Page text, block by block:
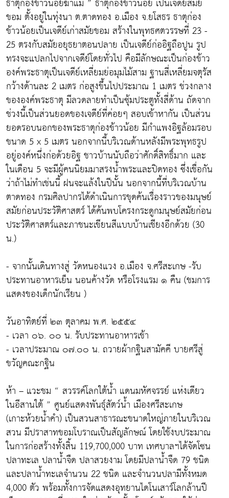
ขอม ตั้งอยู่ในทุ่งนา ต.ตาดทอง อ.เมือง จ.ยโสธร ธาตุก่อง
ข้าวน้อยเป็นเจดีย์เก่าสมัยขอม สร้างในพุทธศตวรรษที่ 23 -
25 ตรงกับสมัยอยุธยาตอนปลาย เป็นเจดีย์ก่ออิฐถือปูน รูป
ทรงจะแปลกไปจากเจดีย์โดยทั่วไป คือมีลักษณะเป็นก่องข้าว
องค์พระธาตุเป็นเจดีย์เหลี่ยมย่อมุมไม้สาม ฐานสี่เหลี่ยมจตุรัส
กว้างด้านละ 2 เมตร ก่อสูงขึ้นไปประมาณ 1 เมตร ช่วงกลาง
ขององค์พระธาตุ มีลวดลายทำเป็นซุ้มประตูทั้งสี่ด้าน ถัดจาก
ช่วงนี้เป็นส่วนยอดของเจดีย์ที่ค่อยๆ สอบเข้าหากัน เป็นส่วน
ยอดรอบนอกของพระธาตุก่องข้าวน้อย มีกำแพงอิฐล้อมรอบ
ขนาด 5 x 5 เมตร นอกจากนี้บริเวณด้านหลังมีพระพุทธรูป
อยู่องค์หนึ่งก่อด้วยอิฐ ชาวบ้านนับถือว่าศักดิ์สิทธิ์มาก และ
ในเดือน 5 จะมีผู้คนนิยมมาสรงน้ำพระและปิดทอง ซึ่งเชื่อกัน
ว่าถ้าไม่ทำเช่นนี้ ฝนจะแล้งในปีนั้น นอกจากนี้ที่บริเวณบ้าน
ตาดทอง กรมศิลปากรได้ดำเนินการขุดค้นเรื่องราวของมนุษย์
สมัยก่อนประวัติศาสตร์ ได้ค้นพบโครงกระดูกมนุษย์สมัยก่อน
ประวัติศาสตร์และภาชนะเขียนสีแบบบ้านเชียงอีกด้วย (30
น.)
- จากนั้นเดินทางสู่ วัดหนองแวง อ.เมือง จ.ศรีสะเกษ -รับ
ประทานอาหารเย็น นอนค้างวัด หรือโรงแรม ๑ คืน (ชมการ
แสดงของเด็กนักเรียน )
วันอาทิตย์ที่ ๒๓ ตุลาคม พ.ศ. ๒๕๕๔
- เวลา ๐๖. ๐๐ น. รับประทานอาหารเช้า
- เวลาประมาณ ๐๗.๐๐ น. ถวายผ้ากฐินสามัคคี บายศรีสู่
ขวัญคณะกฐิน
ห้า – แวะชม “ สวรรค์โลกใต้น้ำ แดนมหัศจรรย์ แห่งเดียว
ในอีสานใต้ ” ศูนย์แสดงพันธุ์สัตว์น้ำ เมืองศรีสะเกษ
(เกาะห้วยน้ำคำ) เป็นสวนสาธารณะขนาดใหญ่ภายในบริเวณ
สวน มีปราสาทขอมโบราณเป็นสัญลักษณ์ โดยใช้งบประมาณ
ในการก่อสร้างทั้งสิ้น 119,700,000 บาท เทศบาลฯได้จัดโซน
ปลาทะเล ปลาน้ำจืด ปลาสวยงาม โดยมีปลาน้ำจืด 79 ชนิด
และปลาน้ำทะเลจำนวน 22 ชนิด และจำนวนปลามีทั้งหมด
4,000 ตัว พร้อมทั้งการจัดแสดงอุทยานไดโนเสาร์โลกล้านปี